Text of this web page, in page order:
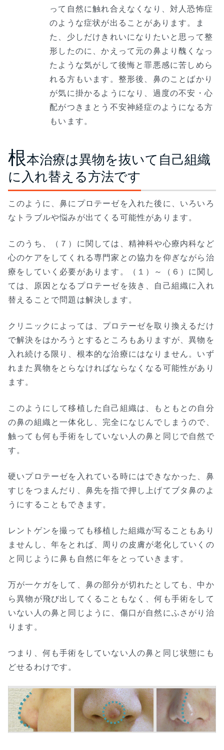
って自然に触れ合えなくなり、対人恐怖症
のような症状が出ることがあります。ま
た、少しだけきれいになりたいと思って整
形したのに、かえって元の鼻より醜くなっ
たような気がして後悔と罪悪感に苦しめら
れる方もいます。整形後、鼻のことばかり
が気に掛かるようになり、過度の不安・心
配がつきまとう不安神経症のようになる方
もいます。
根本治療は異物を抜いて自己組織
に入れ替える方法です
このように、鼻にプロテーゼを入れた後に、いろいろ
なトラブルや悩みが出てくる可能性があります。
このうち、（７）に関しては、精神科や心療内科など
心のケアをしてくれる専門家との協力を仰ぎながら治
療をしていく必要があります。（１）～（６）に関し
ては、原因となるプロテーゼを抜き、自己組織に入れ
替えることで問題は解決します。
クリニックによっては、プロテーゼを取り換えるだけ
で解決をはかろうとするところもありますが、異物を
入れ続ける限り、根本的な治療にはなりません。いず
れまた異物をとらなければならなくなる可能性があり
ます。
このようにして移植した自己組織は、もともとの自分
の鼻の組織と一体化し、完全になじんでしまうので、
触っても何も手術をしていない人の鼻と同じで自然で
す。
硬いプロテーゼを入れている時にはできなかった、鼻
すじをつまんだり、鼻先を指で押し上げてブタ鼻のよ
うにすることもできます。
レントゲンを撮っても移植した組織が写ることもあり
ませんし、年をとれば、周りの皮膚が老化していくの
と同じように鼻も自然に年をとっていきます。
万が一ケガをして、鼻の部分が切れたとしても、中か
ら異物が飛び出してくることもなく、何も手術をして
いない人の鼻と同じように、傷口が自然にふさがり治
ります。
つまり、何も手術をしていない人の鼻と同じ状態にも
どせるわけです。